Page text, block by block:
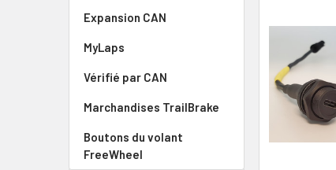
Expansion CAN
MyLaps
Vérifié par CAN
Marchandises TrailBrake
Boutons du volant
FreeWheel